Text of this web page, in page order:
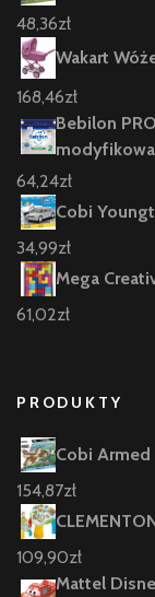
48,36zł
Wakart
168,46zł
Bebilon
64,24zł
Cobi
34,99zł
Mega
61,02zł
PRODUKTY
Cobi
154,87zł
109,90zł
Mattel